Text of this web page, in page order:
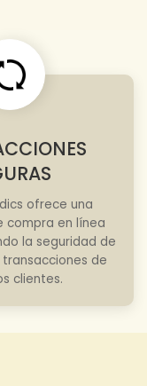
ofrece una
compra en línea
la seguridad de
de
clientes.